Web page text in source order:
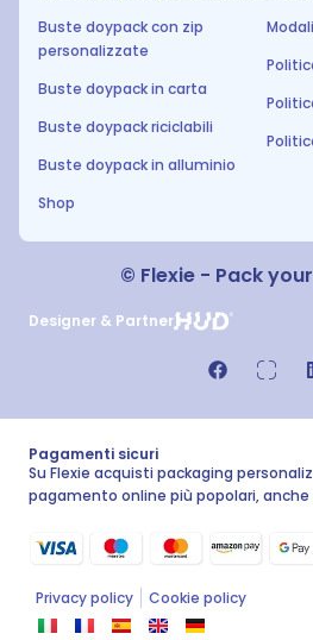
Buste doypack con zip
personalizzate
Buste doypack in carta
Buste doypack riciclabili
Buste doypack in alluminio
Shop
© Flexie - Pack
Designer & Partner
Pagamenti sicuri
Su Flexie acquisti packaging
pagamento online più popolari, anche
Privacy policy Cookie policy